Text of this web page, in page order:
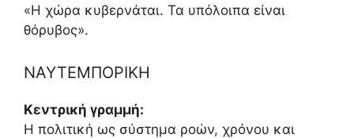
«Η χώρα κυβερνάται. Τα υπόλοιπα είναι
θόρυβος».
ΝΑΥΤΕΜΠΟΡΙΚΗ
Κεντρική γραμμή:
Η πολιτική ως σύστημα ροών, χρόνου και